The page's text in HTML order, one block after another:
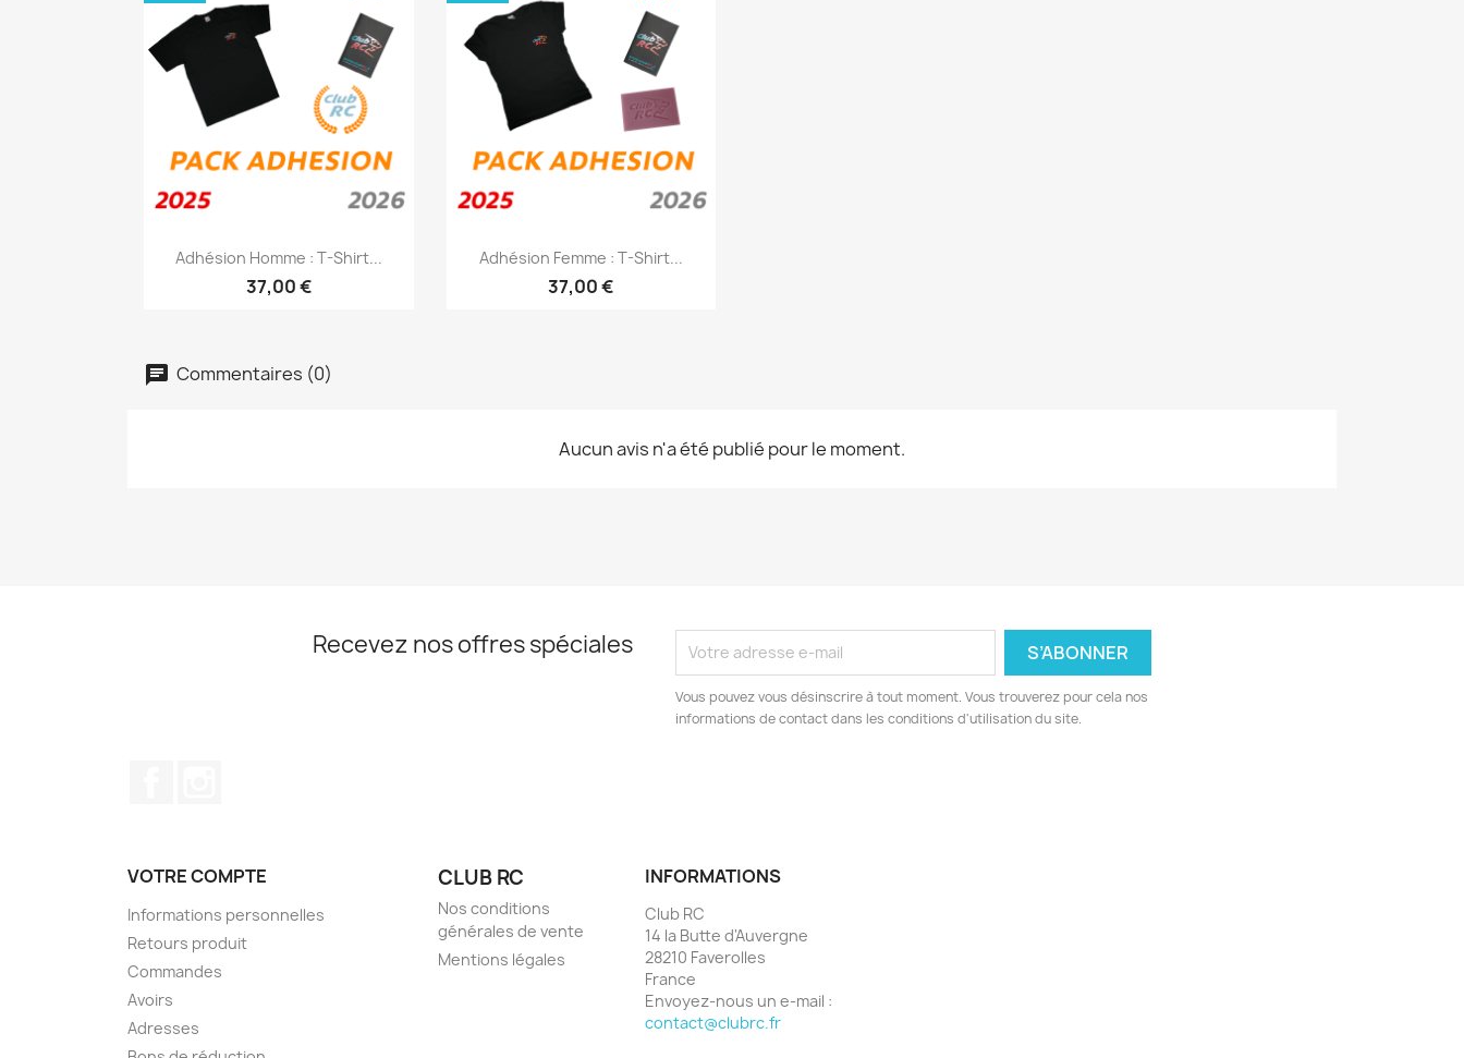
Aperçu rapide
Adhésion Homme : T-Shirt...
37,00 €
Aperçu rapide
Adhésion Femme : T-Shirt...
37,00 €
Commentaires (0)
Aucun avis n'a été publié pour le moment.
Recevez nos offres spéciales
Vous pouvez vous désinscrire à tout moment. Vous trouverez pour cela nos
informations de contact dans les conditions d'utilisation du site.
VOTRE COMPTE
Informations personnelles
Retours produit
Commandes
Avoirs
Adresses
CLUB RC
Nos conditions
générales de vente
Mentions légales
INFORMATIONS
Club RC
14 la Butte d'Auvergne
28210 Faverolles
France
Envoyez-nous un e-mail :
contact@clubrc.fr